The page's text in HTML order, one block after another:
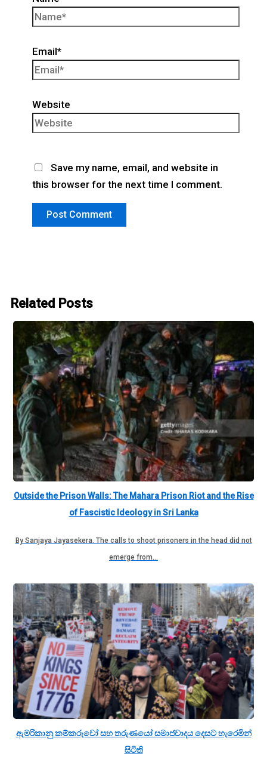
Email*
Website
Save my name, email, and website in
this browser for the next time I comment.
Related Posts
Outside the Prison Walls: The Mahara Prison Riot and the Rise
of Fascistic Ideology in Sri Lanka
By Sanjaya Jayasekera. The calls to shoot prisoners in the head did not
emerge from…
ඇමරිකානු කම්කරුවෝ සහ තරුණයෝ සමාජවාදය දෙසට හැරෙමින්
සිටිති